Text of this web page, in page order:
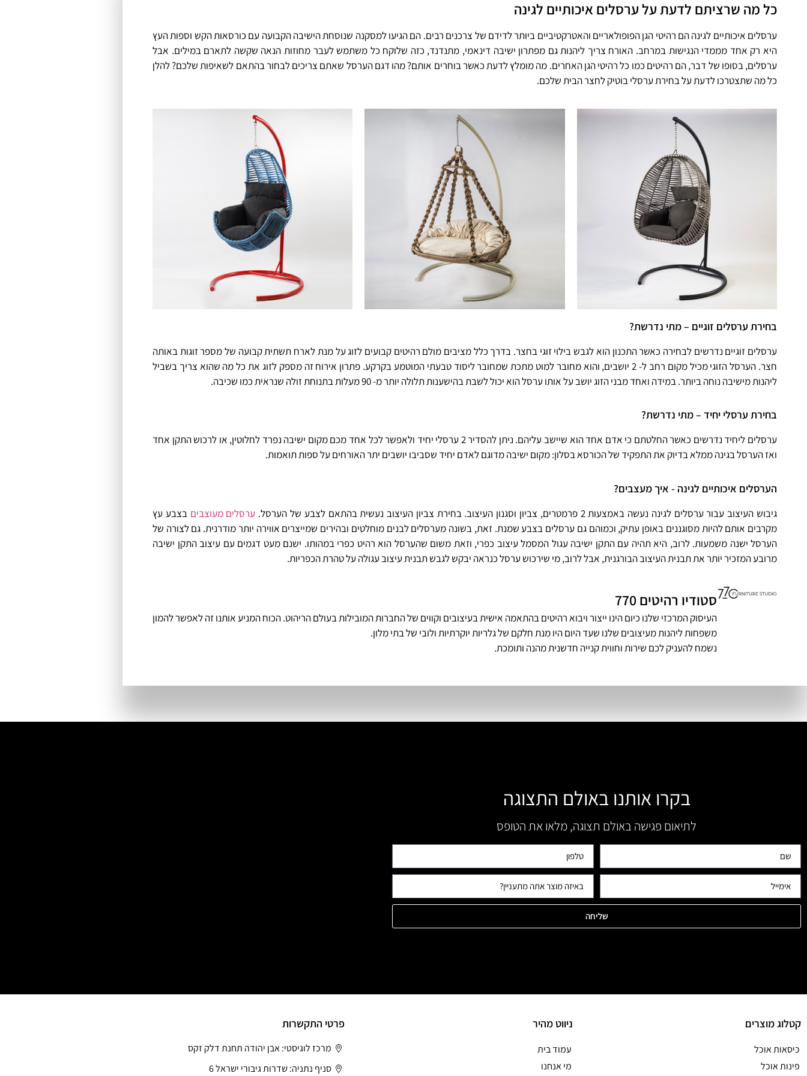
כל מה שרציתם לדעת על ערסלים איכותיים לגינה
ערסלים איכותיים לגינה הם רהיטי הגן הפופולאריים והאטרקטיביים ביותר לדידם של צרכנים רבים. הם הגיעו למסקנה שנוסחת הישיבה הקבועה עם כורסאות הקש וספות העץ
היא רק אחד מממדי הנגישות במרחב. האורח צריך ליהנות גם מפתרון ישיבה דינאמי, מתנדנד, כזה שלוקח כל משתמש לעבר מחוזות הנאה שקשה לתארם במילים. אבל
ערסלים, בסופו של דבר, הם רהיטים כמו כל רהיטי הגן האחרים. מה מומלץ לדעת כאשר בוחרים אותם? מהו דגם הערסל שאתם צריכים לבחור בהתאם לשאיפות שלכם? להלן
כל מה שתצטרכו לדעת על בחירת ערסלי בוטיק לחצר הבית שלכם.
בחירת ערסלים זוגיים – מתי נדרשת?
ערסלים זוגיים נדרשים לבחירה כאשר התכנון הוא לגבש בילוי זוגי בחצר. בדרך כלל מציבים מולם רהיטים קבועים לזוג על מנת לארח תשתית קבועה של מספר זוגות באותה
חצר. הערסל הזוגי מכיל מקום רחב ל- 2 יושבים, והוא מחובר למוט מתכת שמחובר ליסוד טבעתי המוטמע בקרקע. פתרון אירוח זה מספק לזוג את כל מה שהוא צריך בשביל
ליהנות מישיבה נוחה ביותר. במידה ואחד מבני הזוג יושב על אותו ערסל הוא יכול לשבת בהישענות תלולה יותר מ- 90 מעלות בתנוחת זולה שנראית כמו שכיבה.
בחירת ערסלי יחיד – מתי נדרשת?
ערסלים ליחיד נדרשים כאשר החלטתם כי אדם אחד הוא שיישב עליהם. ניתן להסדיר 2 ערסלי יחיד ולאפשר לכל אחד מכם מקום ישיבה נפרד לחלוטין, או לרכוש התקן אחד
ואז הערסל בגינה ממלא בדיוק את התפקיד של הכורסא בסלון: מקום ישיבה מדוגם לאדם יחיד שסביבו יושבים יתר האורחים על ספות תואמות.
הערסלים איכותיים לגינה - איך מעצבים?
גיבוש העיצוב עבור ערסלים לגינה נעשה באמצעות 2 פרמטרים, צביון וסגנון העיצוב. בחירת צביון העיצוב נעשית בהתאם לצבע של הערסל. ערסלים מעוצביםבצבע עץ
מקרבים אותם להיות מסוגננים באופן עתיק, וכמוהם גם ערסלים בצבע שמנת. זאת, בשונה מערסלים לבנים מוחלטים ובהירים שמייצרים אווירה יותר מודרנית. גם לצורה של
הערסל ישנה משמעות. לרוב, היא תהיה עם התקן ישיבה עגול המסמל עיצוב כפרי, וזאת משום שהערסל הוא רהיט כפרי במהותו. ישנם מעט דגמים עם עיצוב התקן ישיבה
מרובע המזכיר יותר את תבנית העיצוב הבורגנית, אבל לרוב, מי שירכוש ערסל כנראה יבקש לגבש תבנית עיצוב עגולה על טהרת הכפריות.
סטודיו רהיטים 770
העיסוק המרכזי שלנו כיום הינו ייצור ויבוא רהיטים בהתאמה אישית בעיצובים וקווים של החברות המובילות בעולם הריהוט. הכוח המניע אותנו זה לאפשר להמון
משפחות ליהנות מעיצובים שלנו שעד היום היו מנת חלקם של גלריות יוקרתיות ולובי של בתי מלון.
נשמח להעניק לכם שירות וחווית קנייה חדשנית מהנה ותומכת.
בקרו אותנו באולם התצוגה
לתיאום פגישה באולם תצוגה, מלאו את הטופס
שליחה
קטלוג מוצרים
כיסאות אוכל
פינות אוכל
ניווט מהיר
עמוד בית
מי אנחנו
פרטי התקשרות
מרכז לוגיסטי: אבן יהודה תחנת דלק זקס
סניף נתניה: שדרות גיבורי ישראל 6